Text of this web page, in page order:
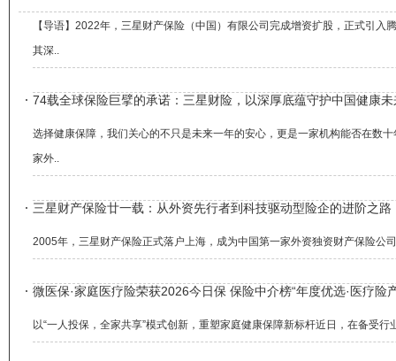
【导语】2022年，三星财产保险（中国）有限公司完成增资扩股，正式引
其深..
74载全球保险巨擘的承诺：三星财险，以深厚底蕴守护中国健康未
选择健康保障，我们关心的不只是未来一年的安心，更是一家机构能否在数
家外..
三星财产保险廿一载：从外资先行者到科技驱动型险企的进阶之路
2005年，三星财产保险正式落户上海，成为中国第一家外资独资财产保险公
微医保·家庭医疗险荣获2026今日保 保险中介榜“年度优选·医疗险
以“一人投保，全家共享”模式创新，重塑家庭健康保障新标杆近日，在备受